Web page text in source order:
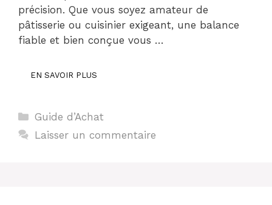
précision. Que vous soyez amateur de
pâtisserie ou cuisinier exigeant, une balance
fiable et bien conçue vous …
EN SAVOIR PLUS
Catégories
Guide d’Achat
Laisser un commentaire